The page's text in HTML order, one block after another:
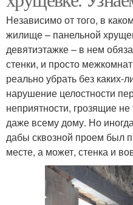
Независимо от того, в
жилище – панельной
девятиэтажке – в нем
стенки, и просто
реально убрать без каких-
нарушение целостности
неприятности, грозящие
даже всему дому. Но
дабы сквозной проем был
месте, а может, стенка и